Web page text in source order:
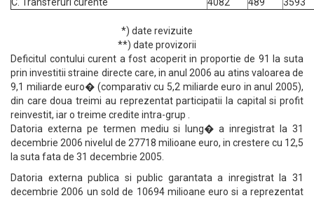
*) date revizuite
**) date provizorii
Deficitul contului curent a fost acoperit in proportie de 91 la suta
prin investitii straine directe care, in anul 2006 au atins valoarea de
9,1 miliarde euro� (comparativ cu 5,2 miliarde euro in anul 2005),
din care doua treimi au reprezentat participatii la capital si profit
reinvestit, iar o treime credite intra-grup .
Datoria externa pe termen mediu si lung� a inregistrat la 31
decembrie 2006 nivelul de 27718 milioane euro, in crestere cu 12,5
la suta fata de 31 decembrie 2005.
Datoria externa publica si public garantata a inregistrat la 31
decembrie 2006 un sold de 10694 milioane euro si a reprezentat